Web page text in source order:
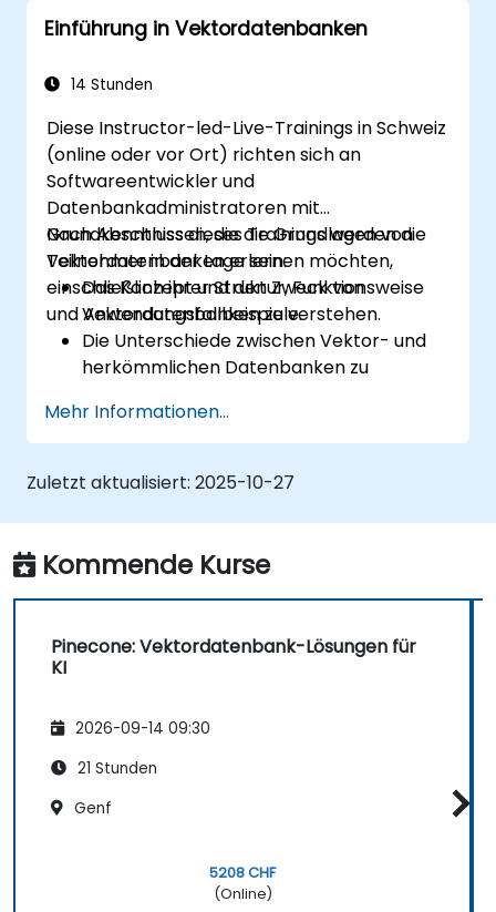
Ihr Wissen über Vektordatenbanken in
Einführung in Vektordatenbanken
14 Stunden
Diese Instructor-led-Live-Trainings in Schweiz
(online oder vor Ort) richten sich an
Softwareentwickler und
Datenbankadministratoren mit
Grundkenntnissen, die die Grundlagen von
Vektordatenbanken erlernen möchten,
einschließlich ihrer Struktur, Funktionsweise
und Anwendungsfallbeispiele.
Nach Abschluss dieses Trainings werden die
Teilnehmer in der Lage sein:
Das Konzept und den Zweck von
Vektordatenbanken zu verstehen.
Die Unterschiede zwischen Vektor- und
herkömmlichen Datenbanken zu
Basics für das Erstellen und Verwalten
von Vektordaten zu lernen.
Einfache Ähnlichkeitssuchen
Die Rolle von Vektordatenbanken in KI-
Anwendungen wertzuschätzen.
Mehr Informationen...
Zuletzt aktualisiert: 2025-10-27
Kommende Kurse
Pinecone: Vektordatenbank-Lösungen für
KI
2026-09-14 09:30
21 Stunden
Genf
5208 CHF
(Online)